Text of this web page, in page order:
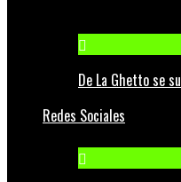
De La Ghetto se
Redes Sociales